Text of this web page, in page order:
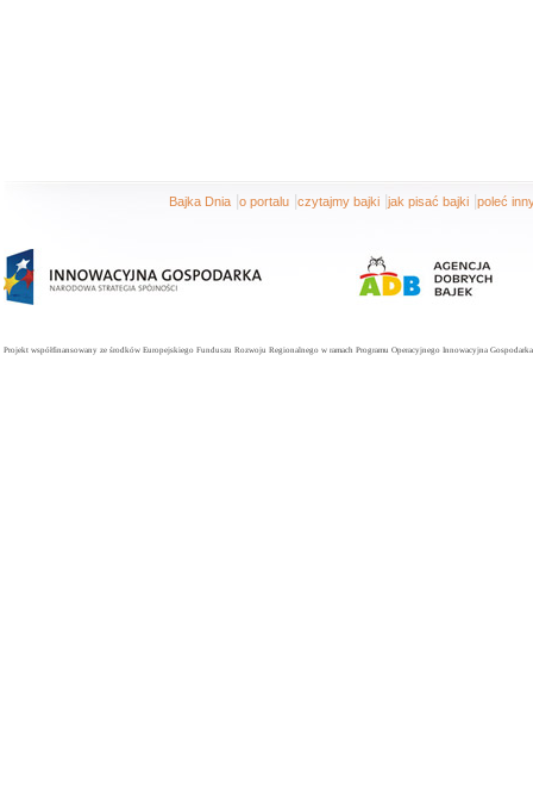
Bajka Dnia o portalu czytajmy bajki jak pisać bajki poleć
Projekt współfinansowany ze środków Europejskiego Funduszu Rozwoju Regionalnego w ramach Programu Operacyjnego Innowacyjna